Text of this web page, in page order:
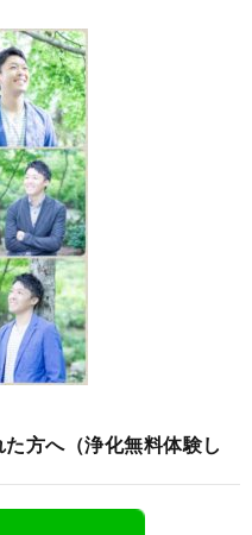
方へ（浄化無料体験し